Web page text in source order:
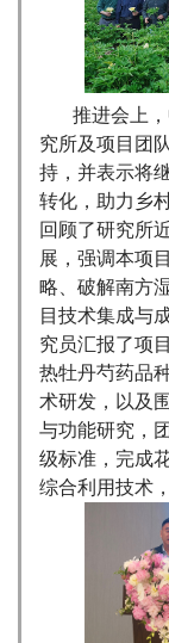
推进会上，
究所及项目团
持，并表示将
转化，助力乡
回顾了研究所
展，强调本项
略、破解南方
目技术集成与
究员汇报了项
热牡丹芍药品
术研发，以及
与功能研究，
级标准，完成
综合利用技术